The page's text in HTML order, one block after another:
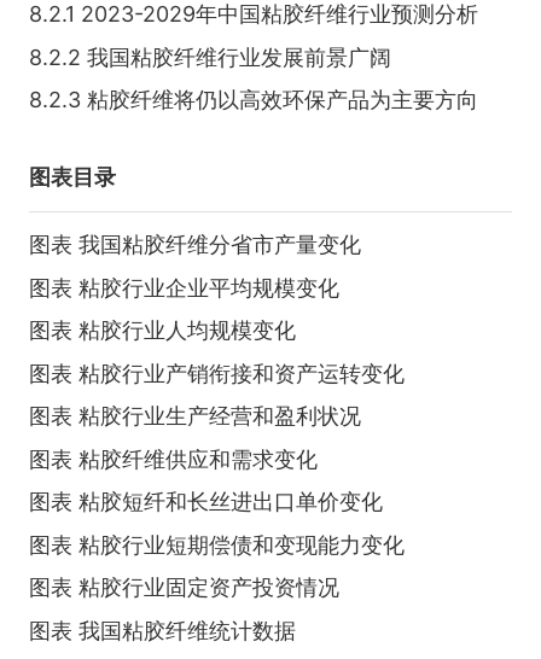
8.2.1 2023-2029年中国粘胶纤维行业预测分析
8.2.2 我国粘胶纤维行业发展前景广阔
8.2.3 粘胶纤维将仍以高效环保产品为主要方向
图表目录
图表 我国粘胶纤维分省市产量变化
图表 粘胶行业企业平均规模变化
图表 粘胶行业人均规模变化
图表 粘胶行业产销衔接和资产运转变化
图表 粘胶行业生产经营和盈利状况
图表 粘胶纤维供应和需求变化
图表 粘胶短纤和长丝进出口单价变化
图表 粘胶行业短期偿债和变现能力变化
图表 粘胶行业固定资产投资情况
图表 我国粘胶纤维统计数据